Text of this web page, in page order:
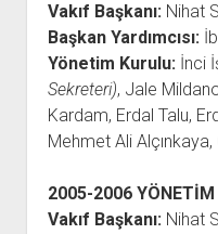
Vakıf Başkanı: Nihat
Başkan Yardımcısı:
Yönetim Kurulu: İnci
Sekreteri), Jale
Kardam, Erdal Talu,
Mehmet Ali Alçınkaya,
2005-2006 YÖNETİM
Vakıf Başkanı: Nihat